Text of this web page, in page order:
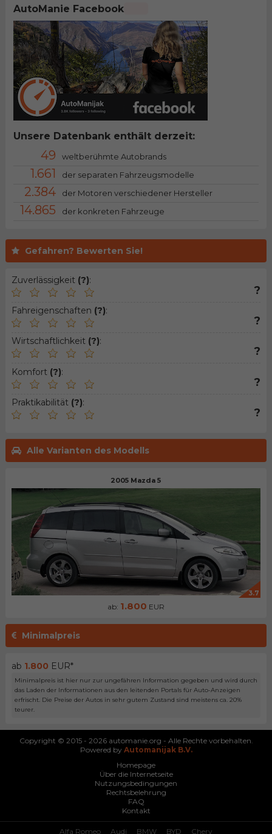
Gefahren? Bewerten Sie!
Zuverlässigkeit (?):
?
Fahreigenschaften (?):
?
Wirtschaftlichkeit (?):
?
Komfort (?):
?
Praktikabilität (?):
?
Alle Varianten des Modells
2005 Mazda 5
3.7
ab: 1.800 EUR
Minimalpreis
ab 1.800 EUR*
Minimalpreis ist hier nur zur ungefähren Information gegeben und wird durch
das Laden der Informationen aus den leitenden Portals für Auto-Anzeigen
erfrischt. Die Preise der Autos in sehr gutem Zustand sind meistens ca. 20%
teurer.
AutoManie Facebook
Unsere Datenbank enthält derzeit:
49 weltberühmte Autobrands
1.661 der separaten Fahrzeugsmodelle
2.384 der Motoren verschiedener Hersteller
14.865 der konkreten Fahrzeuge
Copyright © 2015 - 2026 automanie.org - Alle Rechte vorbehalten.
Powered by Automanijak B.V.
Homepage
Über die Internetseite
Nutzungsbedingungen
Rechtsbelehrung
FAQ
Kontakt
Alfa Romeo Audi BMW BYD Chery